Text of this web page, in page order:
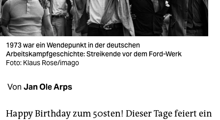
wahrheit
verlag
verlag
shop
fragen & hilfe
1973 war ein Wendepunkt in der deutschen
Arbeitskampfgeschichte: Streikende vor dem Ford-Werk
Foto: Klaus Rose/imago
Von Jan Ole Arps
Happy Birthday zum 50sten! Dieser Tage feiert ein